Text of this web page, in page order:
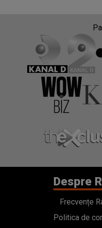
Despre
Frecvențe
Politica de